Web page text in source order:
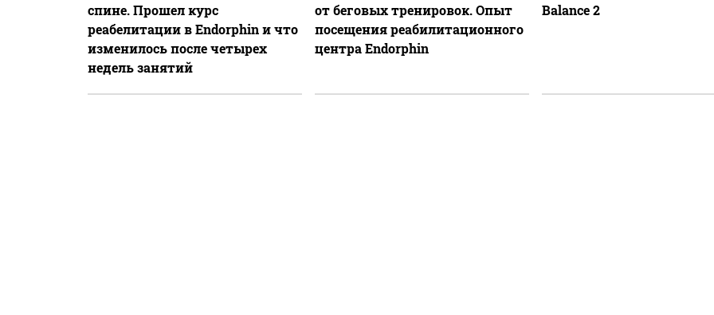
спине. Прошел курс
реабелитации в Endorphin и что
изменилось после четырех
недель занятий
от беговых тренировок. Опыт
посещения реабилитационного
центра Endorphin
Balance 2